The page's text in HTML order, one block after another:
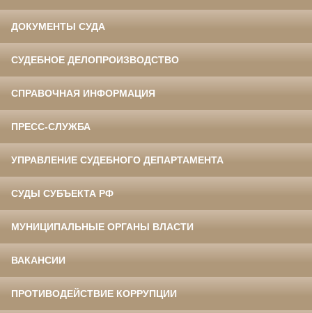
ДОКУМЕНТЫ СУДА
СУДЕБНОЕ ДЕЛОПРОИЗВОДСТВО
СПРАВОЧНАЯ ИНФОРМАЦИЯ
ПРЕСС-СЛУЖБА
УПРАВЛЕНИЕ СУДЕБНОГО ДЕПАРТАМЕНТА
СУДЫ СУБЪЕКТА РФ
МУНИЦИПАЛЬНЫЕ ОРГАНЫ ВЛАСТИ
ВАКАНСИИ
ПРОТИВОДЕЙСТВИЕ КОРРУПЦИИ